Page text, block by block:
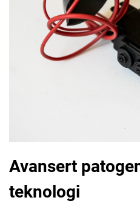
Avansert
teknologi